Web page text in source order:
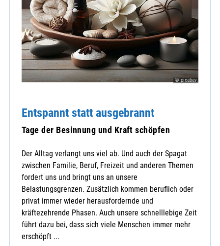
© pixabay
Entspannt statt ausgebrannt
Tage der Besinnung und Kraft schöpfen
Der Alltag verlangt uns viel ab. Und auch der Spagat
zwischen Familie, Beruf, Freizeit und anderen Themen
fordert uns und bringt uns an unsere
Belastungsgrenzen. Zusätzlich kommen beruflich oder
privat immer wieder herausfordernde und
kräftezehrende Phasen. Auch unsere schnelllebige Zeit
führt dazu bei, dass sich viele Menschen immer mehr
erschöpft ...